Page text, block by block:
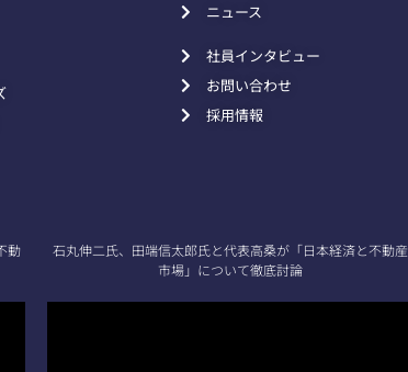
ニュース
社員インタビュー
お問い合わせ
採用情報
動
石丸伸二氏、田端信太郎氏と代表高桑が「日本経済と不動産
市場」について徹底討論